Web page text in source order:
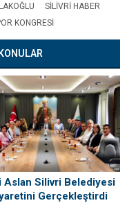
SILIVRI HABER
KONGRESI
Aslan Silivri Belediyesi
Gerçekleştirdi